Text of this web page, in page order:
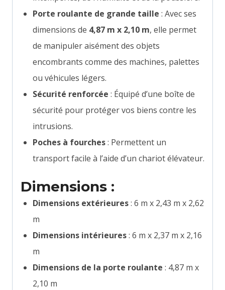
Porte roulante de grande taille : Avec ses
dimensions de 4,87 m x 2,10 m, elle permet
de manipuler aisément des objets
encombrants comme des machines, palettes
ou véhicules légers.
Sécurité renforcée : Équipé d’une boîte de
sécurité pour protéger vos biens contre les
intrusions.
Poches à fourches: Permettent un
transport facile à l’aide d’un chariot élévateur.
Dimensions :
Dimensions extérieures: 6 m x 2,43 m x 2,62
m
Dimensions intérieures: 6 m x 2,37 m x 2,16
m
Dimensions de la porte roulante : 4,87 m x
2,10 m